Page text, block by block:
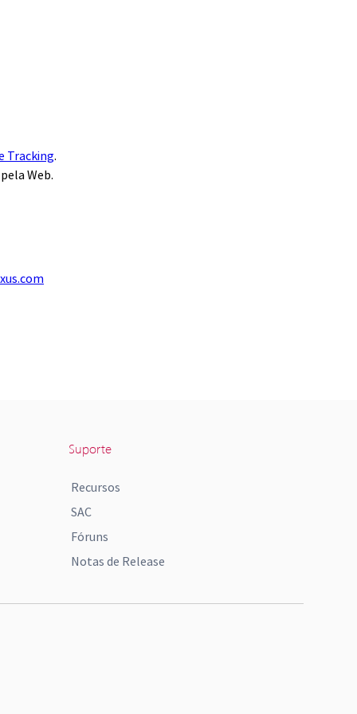
Tracking.
Web.
Suporte
Recursos
SAC
Fóruns
Notas de Release